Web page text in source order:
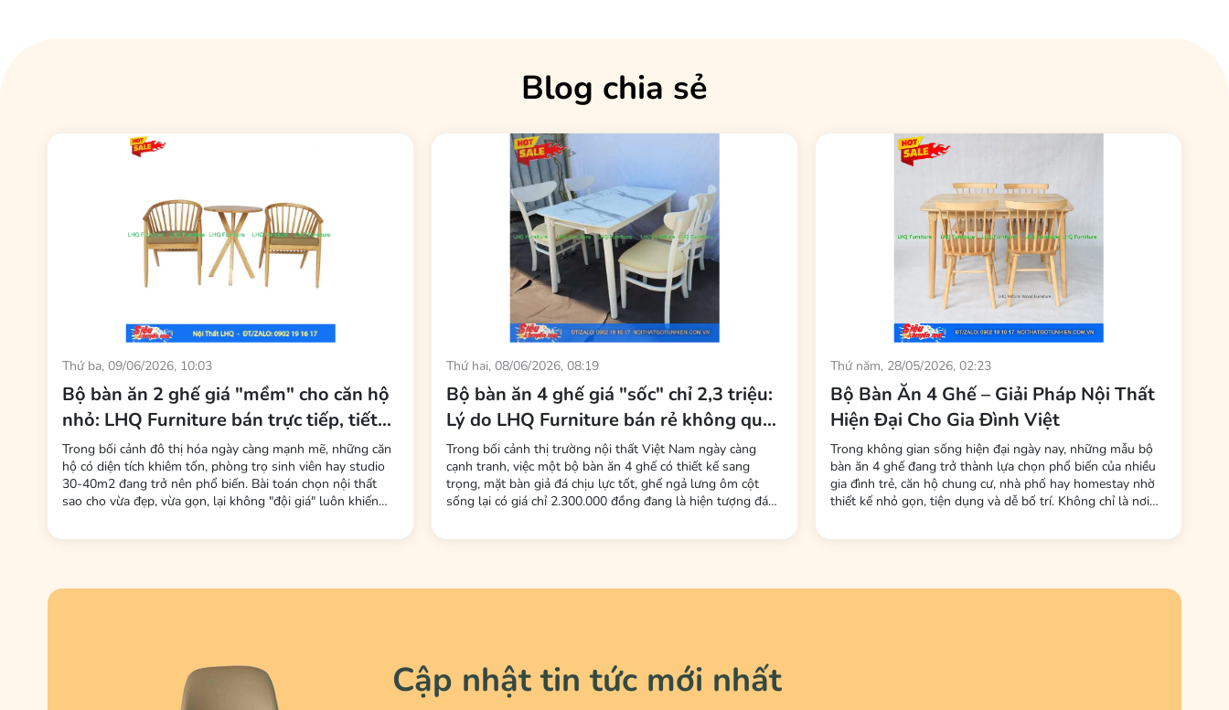
Blog chia sẻ
Thứ ba, 09/06/2026, 10:03
Bộ bàn ăn 2 ghế giá "mềm" cho căn hộ
nhỏ: LHQ Furniture bán trực tiếp, tiết
kiệm tối đa phí trung gian
Trong bối cảnh đô thị hóa ngày càng mạnh mẽ, những căn
hộ có diện tích khiêm tốn, phòng trọ sinh viên hay studio
30-40m2 đang trở nên phổ biến. Bài toán chọn nội thất
sao cho vừa đẹp, vừa gọn, lại không "đội giá" luôn khiến
LHQ Furniture (Nội Thất Gỗ Cao Su) đã tung ra thị trường
Thứ hai, 08/06/2026, 08:19
Bộ bàn ăn 4 ghế giá "sốc" chỉ 2,3 triệu:
Lý do LHQ Furniture bán rẻ không qua
trung gian, không mất phí sàn
Trong bối cảnh thị trường nội thất Việt Nam ngày càng
cạnh tranh, việc một bộ bàn ăn 4 ghế có thiết kế sang
trọng, mặt bàn giả đá chịu lực tốt, ghế ngả lưng ôm cột
sống lại có giá chỉ 2.300.000 đồng đang là hiện tượng đáng
là "rẻ bất ngờ" so với mặt bằng chung. Đứng sau chiến lược
Thứ năm, 28/05/2026, 02:23
Bộ Bàn Ăn 4 Ghế – Giải Pháp Nội Thất
Hiện Đại Cho Gia Đình Việt
Trong không gian sống hiện đại ngày nay, những mẫu bộ
bàn ăn 4 ghế đang trở thành lựa chọn phổ biến của nhiều
gia đình trẻ, căn hộ chung cư, nhà phố hay homestay nhờ
thiết kế nhỏ gọn, tiện dụng và dễ bố trí. Không chỉ là nơi
trong gia đình sau một ngày làm việc và học tập. Tại Nội
Cập nhật tin tức mới nhất